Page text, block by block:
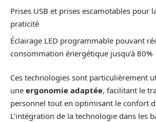
Prises USB et prises escamotables pour
praticité
Éclairage LED programmable pouvant
consommation énergétique jusqu’à 80%
Ces technologies sont particulièrement
une ergonomie adaptée, facilitant le
personnel tout en optimisant le confort
L’intégration de la technologie dans les